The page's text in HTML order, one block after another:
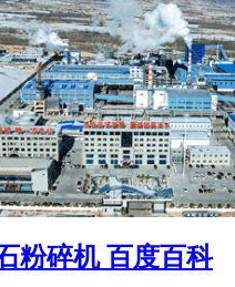
粉碎机 百度百科